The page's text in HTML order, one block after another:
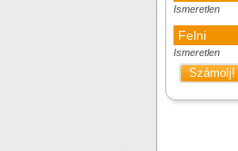
Ismeretlen
Felni
Ismeretlen
Számolj!